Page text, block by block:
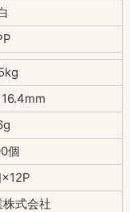
個
式会社